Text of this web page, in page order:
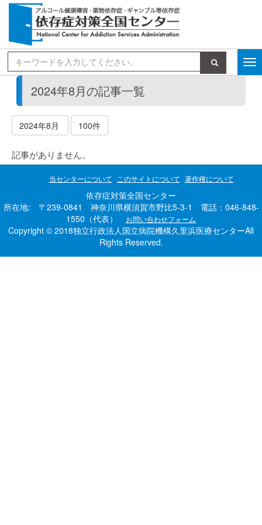
検索
2024年8月の記事一覧
2024年8月 100件
記事がありません。
当センターについて このサイトについて 著作権について
依存症対策全国センター
所在地: 〒239-0841 神奈川県横須賀市野比5-3-1 電話：046-848-
1550（代表）
お問い合わせフォーム
Copyright © 2018独立行政法人国立病院機構久里浜医療センターAll
Rights Reserved.